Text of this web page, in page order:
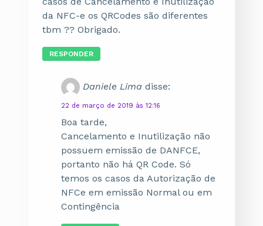
da NFC-e os QRCodes são diferentes
tbm ?? Obrigado.
RESPONDER
Daniele Lima disse:
22 de março de 2019 às 12:16
Boa tarde,
Cancelamento e Inutilização não
possuem emissão de DANFCE,
portanto não há QR Code. Só
temos os casos da Autorização de
NFCe em emissão Normal ou em
Contingência